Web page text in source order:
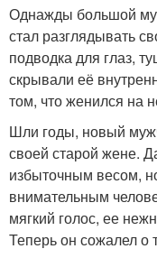
Однажды большой
стал разглядывать
подводка для глаз,
скрывали её
том, что женился на
Шли годы, новый
своей старой жене.
избыточным весом,
внимательным
мягкий голос, ее
Теперь он сожалел о